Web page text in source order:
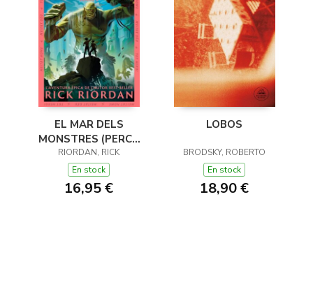
EL MAR DELS
MONSTRES (PERCY
JACKSON I ELS DÉUS
DE L'OLIMP 2)
RIORDAN, RICK
En stock
16,95 €
LOBOS
BRODSKY, ROBERTO
En stock
18,90 €